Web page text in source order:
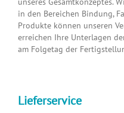
in den Bereichen Bindung,
Produkte können unseren
erreichen Ihre Unterlagen
am Folgetag der
Lieferservice